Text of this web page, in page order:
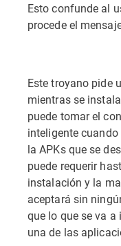
Esto confunde al
procede el
Este troyano pide
mientras se
puede tomar el
inteligente cuando
la APKs que se
puede requerir
instalación y la
aceptará sin
que lo que se va
una de las